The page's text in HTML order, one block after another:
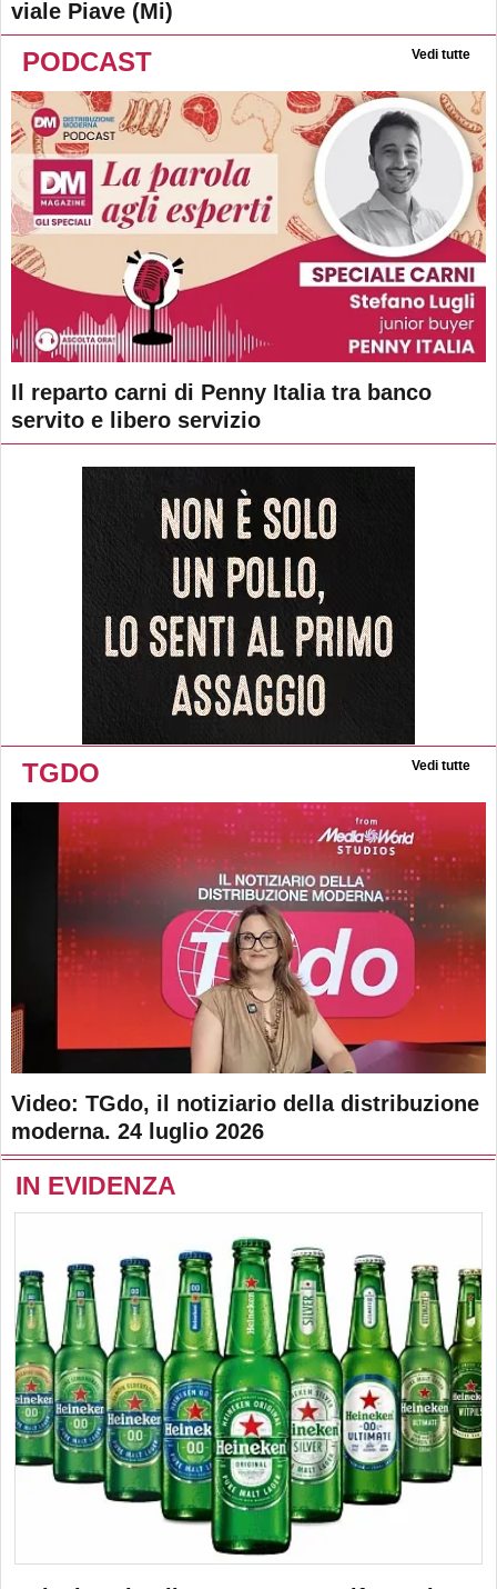
viale Piave (Mi)
PODCAST Vedi tutte
Il reparto carni di Penny Italia tra banco
servito e libero servizio
TGDO Vedi tutte
Video: TGdo, il notiziario della distribuzione
moderna. 24 luglio 2026
IN EVIDENZA